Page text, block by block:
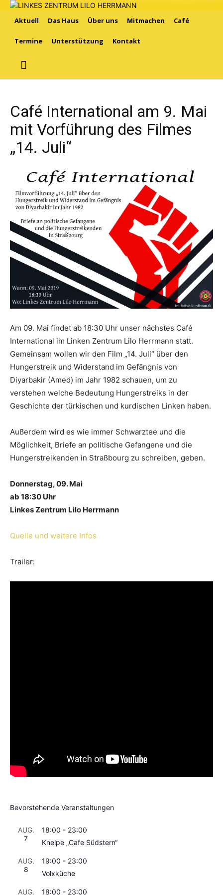
Aktuell Das Haus Über uns Mitmachen Café
Termine Unterstützung Kontakt
Café International am 9. Mai
mit Vorführung des Filmes
„14. Juli“
Am 09. Mai findet ab 18:30 Uhr unser nächstes Café
International im Linken Zentrum Lilo Herrmann statt.
Gemeinsam wollen wir den Film „14. Juli“ über den
Hungerstreik und Widerstand im Gefängnis von
Diyarbakir (Amed) im Jahr 1982 schauen, um zu
verstehen welche Bedeutung Hungerstreiks in der
Geschichte der türkischen und kurdischen Linken haben.
Außerdem wird es wie immer Schwarztee und die
Möglichkeit, Briefe an politische Gefangene und die
Hungerstreikenden in Straßbourg zu schreiben, geben.
Donnerstag, 09. Mai
ab 18:30 Uhr
Linkes Zentrum Lilo Herrmann
Quelle und weitere Infos
Trailer:
Bevorstehende Veranstaltungen
AUG.
7
18:00 - 23:00
Kneipe „Cafe Südstern“
AUG.
8
19:00 - 23:00
Volxküche
AUG. 18:00 - 23:00